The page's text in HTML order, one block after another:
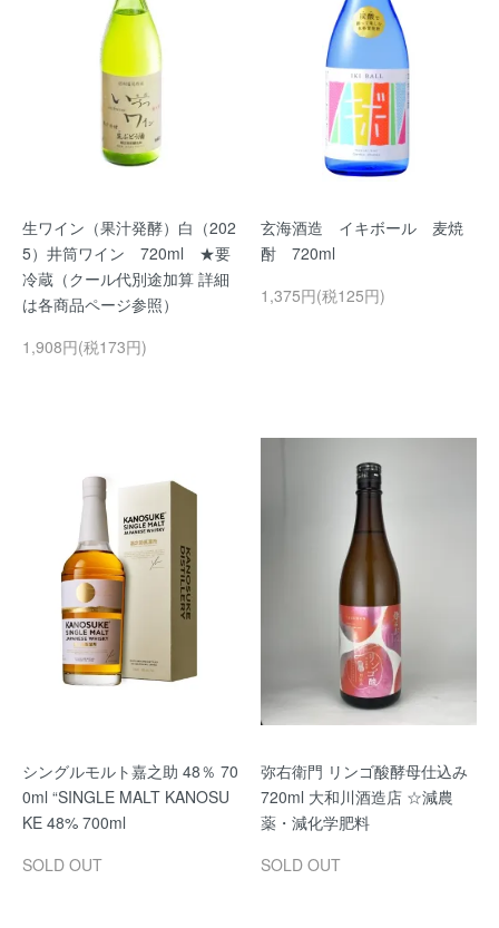
生ワイン（果汁発酵）白（202
5）井筒ワイン 720ml ★要
冷蔵（クール代別途加算 詳細
は各商品ページ参照）
1,908円(税173円)
玄海酒造 イキボール 麦焼
酎 720ml
1,375円(税125円)
シングルモルト嘉之助 48％ 70
0ml “SINGLE MALT KANOSU
KE 48% 700ml
SOLD OUT
弥右衛門 リンゴ酸酵母仕込み
720ml 大和川酒造店 ☆減農
薬・減化学肥料
SOLD OUT